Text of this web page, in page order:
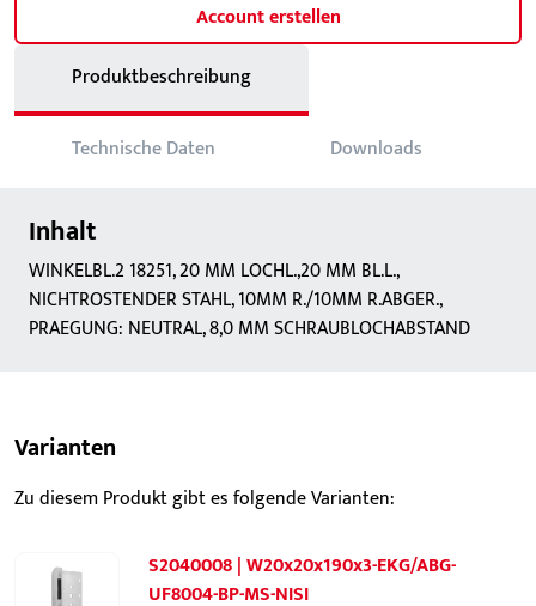
Account erstellen
Produktbeschreibung
Technische Daten Downloads
Inhalt
WINKELBL.2 18251, 20 MM LOCHL.,20 MM BL.L.,
NICHTROSTENDER STAHL, 10MM R./10MM R.ABGER.,
PRAEGUNG: NEUTRAL, 8,0 MM SCHRAUBLOCHABSTAND
Varianten
Zu diesem Produkt gibt es folgende Varianten:
S2040008 | W20x20x190x3-EKG/ABG-
UF8004-BP-MS-NISI